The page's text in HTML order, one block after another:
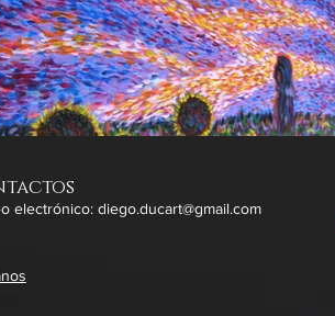
electrónico: diego.ducart@gmail.com